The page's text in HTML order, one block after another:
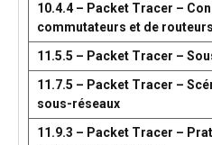
10.4.4 – Packet Tracer –
commutateurs et de routeurs
11.5.5 – Packet Tracer –
11.7.5 – Packet Tracer –
sous-réseaux
11.9.3 – Packet Tracer –